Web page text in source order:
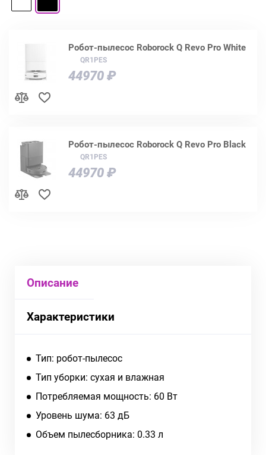
Робот-пылесос Roborock Q Revo Pro White
QR1PES
44970 ₽
Робот-пылесос Roborock Q Revo Pro Black
QR1PES
44970 ₽
Описание
Характеристики
Тип: робот-пылесос
Тип уборки: сухая и влажная
Потребляемая мощность: 60 Вт
Уровень шума: 63 дБ
Объем пылесборника: 0.33 л